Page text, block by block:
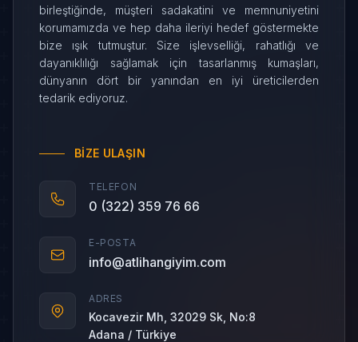
birleştiğinde, müşteri sadakatini ve memnuniyetini
korumamızda ve hep daha ileriyi hedef göstermekte
bize ışık tutmuştur. Size işlevselliği, rahatlığı ve
dayanıklılığı sağlamak için tasarlanmış kumaşları,
dünyanın dört bir yanından en iyi üreticilerden
tedarik ediyoruz.
BIZE ULAŞIN
TELEFON
0 (322) 359 76 66
E-POSTA
info@atlihangiyim.com
ADRES
Kocavezir Mh, 32029 Sk, No:8
Adana / Türkiye